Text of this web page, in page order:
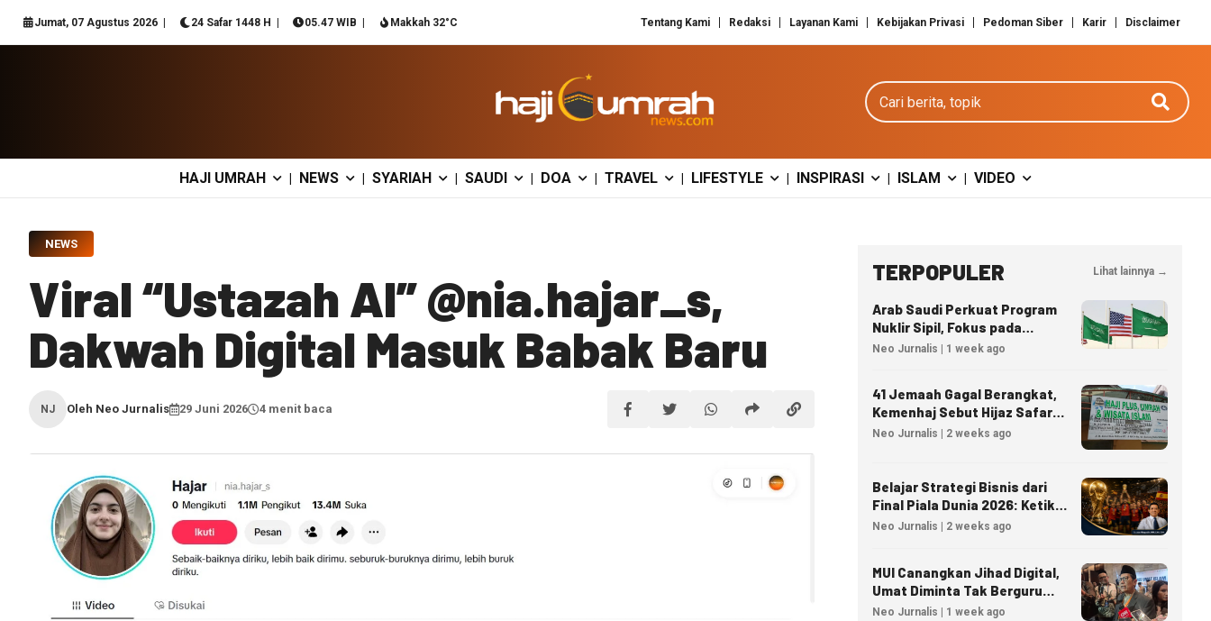
Jumat, 07 Agustus 2026 24 Safar 1448 H 05.47 WIB Makkah 32°C Tentang Kami Redaksi Layanan Kami Kebijakan Privasi Pedoman Siber Karir Disclaimer
Cari berita
HAJI UMRAH | NEWS | SYARIAH | SAUDI | DOA | TRAVEL | LIFESTYLE | INSPIRASI | ISLAM | VIDEO
NEWS
Viral “Ustazah AI” @nia.hajar_s,
Dakwah Digital Masuk Babak Baru
NJ Oleh Neo Jurnalis 29 Juni 2026 4 menit baca
TERPOPULER Lihat lainnya →
Arab Saudi Perkuat Program
Nuklir Sipil, Fokus pada
Transfer Teknologi dan
Neo Jurnalis | 1 week ago
41 Jemaah Gagal Berangkat,
Kemenhaj Sebut Hijaz Safar
Tidak Masuk Daftar Resmi
Neo Jurnalis | 2 weeks ago
Belajar Strategi Bisnis dari
Final Piala Dunia 2026: Ketika
Taktik Sepak Bola Menjadi
Neo Jurnalis | 2 weeks ago
MUI Canangkan Jihad Digital,
Umat Diminta Tak Berguru
Agama Lewat AI
Neo Jurnalis | 1 week ago